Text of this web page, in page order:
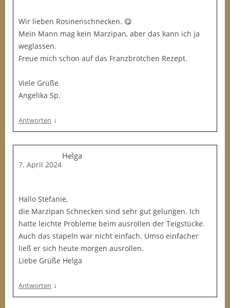
Wir lieben Rosinenschnecken. 😋
Mein Mann mag kein Marzipan, aber das kann ich ja
weglassen.
Freue mich schon auf das Franzbrötchen Rezept.
Viele Grüße
Angelika Sp.
Antworten ↓
Helga
7. April 2024
Hallo Stefanie,
die Marzipan Schnecken sind sehr gut gelungen. Ich
hatte leichte Probleme beim ausrollen der Teigstücke.
Auch das stapeln war nicht einfach. Umso einfacher
ließ er sich heute morgen ausrollen.
Liebe Grüße Helga
Antworten ↓